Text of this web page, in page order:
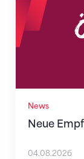
News
Neue
04.08.2026